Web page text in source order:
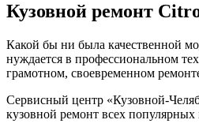
Кузовной ремонт
Какой бы ни была качественной
нуждается в профессиональном
грамотном, своевременном
Сервисный центр «Кузовной-
кузовной ремонт всех популярных